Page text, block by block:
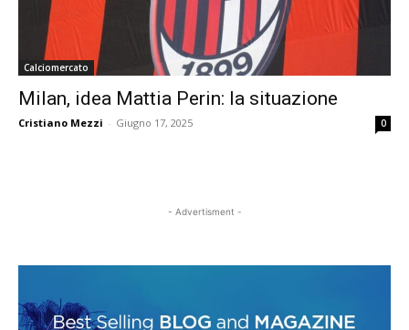
Calciomercato
Milan, idea Mattia Perin: la situazione
Cristiano Mezzi - Giugno 17, 2025 0
- Advertisment -